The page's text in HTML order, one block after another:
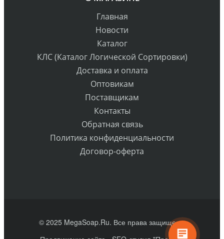
Главная
Новости
Каталог
КЛС (Каталог Логической Сортировки)
Доставка и оплата
Оптовикам
Поставщикам
Контакты
Обратная связь
Политика конфиденциальности
Договор-оферта
© 2025 MegaSoap.Ru. Все права защищены